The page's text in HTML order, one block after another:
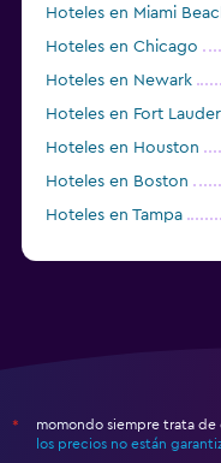
Hoteles en Miami
Hoteles en Chicago
Hoteles en Newark
Hoteles en Fort
Hoteles en Houston
Hoteles en Boston
Hoteles en Tampa
*
momondo siempre trata de
los precios no están